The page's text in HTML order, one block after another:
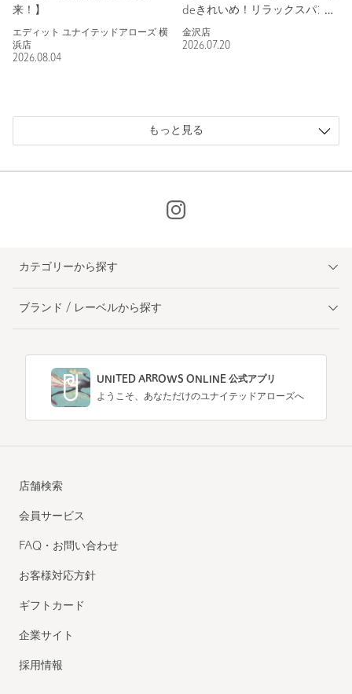
来！】
エディット ユナイテッドアローズ 横
浜店
2026.08.04
deきれいめ！リラックスパン
ツ！
金沢店
2026.07.20
もっと見る
カテゴリーから探す
ブランド / レーベルから探す
UNITED ARROWS ONLINE 公式アプリ
ようこそ、あなただけのユナイテッドアローズへ
店舗検索
会員サービス
FAQ・お問い合わせ
お客様対応方針
ギフトカード
企業サイト
採用情報